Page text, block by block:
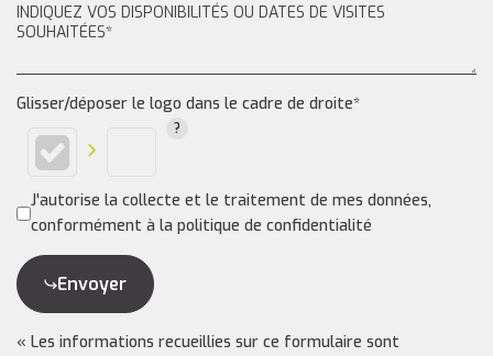
Glisser/déposer le logo dans le cadre de droite*
J'autorise la collecte et le traitement de mes données,
conformément à la politique de confidentialité
Envoyer
« Les informations recueillies sur ce formulaire sont